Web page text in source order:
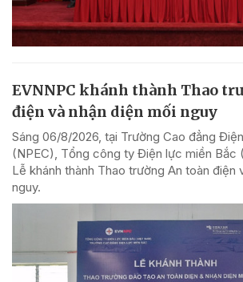
EVNNPC khánh thành Thao
điện và nhận diện mối nguy
Sáng 06/8/2026, tại Trường Cao đẳng
(NPEC), Tổng công ty Điện lực miền Bắc
Lễ khánh thành Thao trường An toàn điện
nguy.